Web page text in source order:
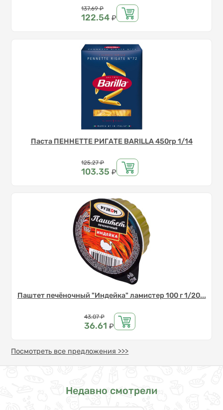
Цена
137.69 ₽
122.54 ₽
Паста ПЕННЕТТЕ РИГАТЕ BARILLA 450гр 1/14
Цена
125.27 ₽
103.35 ₽
Паштет печёночный "Индейка" ламистер 100 г 1/20...
Цена
43.07 ₽
36.61 ₽
Посмотреть все предложения >>>
Недавно смотрели